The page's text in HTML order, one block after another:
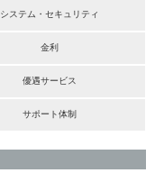
システム・セキュリティ
金利
優遇サービス
サポート体制